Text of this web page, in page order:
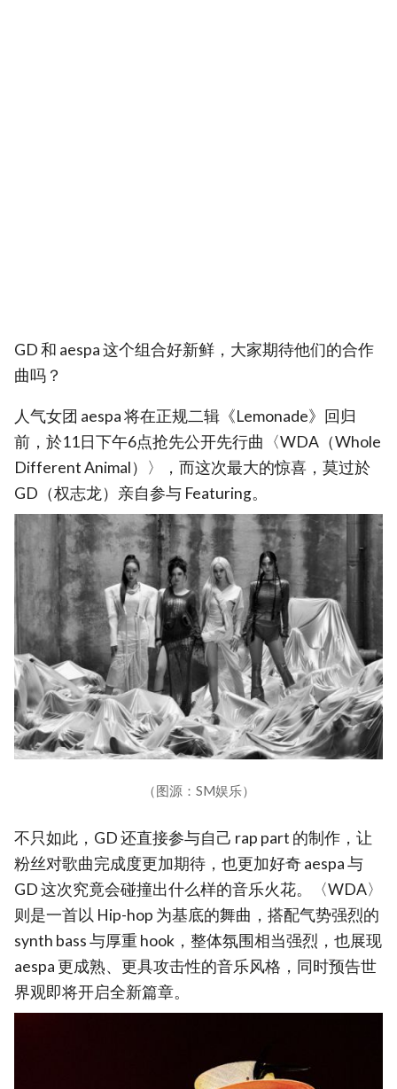
GD 和 aespa 这个组合好新鲜，大家期待他们的合作
曲吗？
人气女团 aespa 将在正规二辑《Lemonade》回归
前，於11日下午6点抢先公开先行曲〈WDA（Whole
Different Animal）〉，而这次最大的惊喜，莫过於
GD（权志龙）亲自参与 Featuring。
（图源：SM娱乐）
不只如此，GD 还直接参与自己 rap part 的制作，让
粉丝对歌曲完成度更加期待，也更加好奇 aespa 与
GD 这次究竟会碰撞出什么样的音乐火花。〈WDA〉
则是一首以 Hip-hop 为基底的舞曲，搭配气势强烈的
synth bass 与厚重 hook，整体氛围相当强烈，也展现
aespa 更成熟、更具攻击性的音乐风格，同时预告世
界观即将开启全新篇章。